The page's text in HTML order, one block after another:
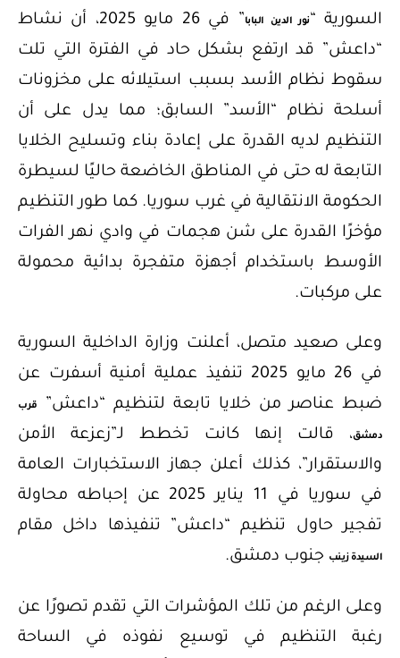
السورية “
نور الدين البابا
” في 26 مايو 2025، أن نشاط
“داعش” قد ارتفع بشكل حاد في الفترة التي تلت
سقوط نظام الأسد بسبب استيلائه على مخزونات
أسلحة نظام “الأسد” السابق؛ مما يدل على أن
التنظيم لديه القدرة على إعادة بناء وتسليح الخلايا
التابعة له حتى في المناطق الخاضعة حاليًا لسيطرة
الحكومة الانتقالية في غرب سوريا. كما طور التنظيم
مؤخرًا القدرة على شن هجمات في وادي نهر الفرات
الأوسط باستخدام أجهزة متفجرة بدائية محمولة
على مركبات.
وعلى صعيد متصل، أعلنت وزارة الداخلية السورية
في 26 مايو 2025 تنفيذ عملية أمنية أسفرت عن
ضبط عناصر من خلايا تابعة لتنظيم “داعش”
قرب
دمشق، قالت إنها كانت تخطط لـ”زعزعة الأمن
والاستقرار”، كذلك أعلن جهاز الاستخبارات العامة
في سوريا في 11 يناير 2025 عن إحباطه محاولة
تفجير حاول تنظيم “داعش” تنفيذها داخل مقام
السيدة زينبجنوب دمشق.
وعلى الرغم من تلك المؤشرات التي تقدم تصورًا عن
رغبة التنظيم في توسيع نفوذه في الساحة